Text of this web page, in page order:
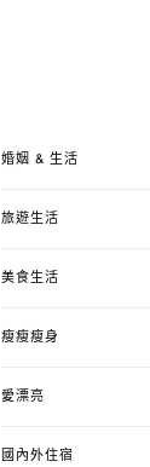
婚姻 & 生活
旅遊生活
美食生活
瘦瘦瘦身
愛漂亮
國內外住宿